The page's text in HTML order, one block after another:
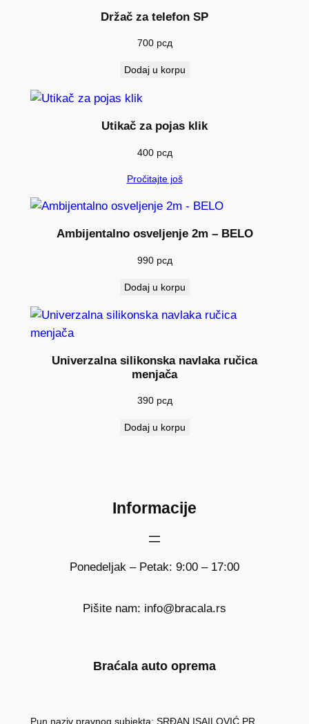
i
Držač za telefon SP
700 рсд
Dodaj u korpu
Utikač za pojas klik
400 рсд
Pročitajte još
Ambijentalno osveljenje 2m – BELO
990 рсд
Dodaj u korpu
Univerzalna silikonska navlaka ručica
menjača
390 рсд
Dodaj u korpu
Informacije
Ponedeljak – Petak: 9:00 – 17:00
Pišite nam: info@bracala.rs
Braćala auto oprema
Pun naziv pravnog subjekta: SRĐAN ISAILOVIĆ PR